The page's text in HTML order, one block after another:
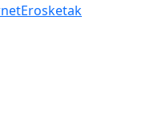
Erosketak